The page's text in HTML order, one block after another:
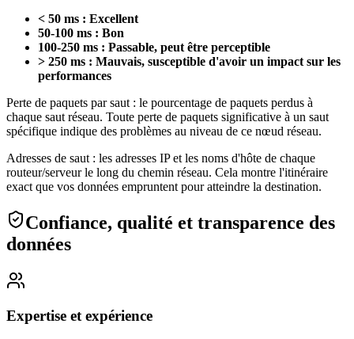
< 50 ms : Excellent
50-100 ms : Bon
100-250 ms : Passable, peut être perceptible
> 250 ms : Mauvais, susceptible d'avoir un impact sur les
performances
Perte de paquets par saut : le pourcentage de paquets perdus à
chaque saut réseau. Toute perte de paquets significative à un saut
spécifique indique des problèmes au niveau de ce nœud réseau.
Adresses de saut : les adresses IP et les noms d'hôte de chaque
routeur/serveur le long du chemin réseau. Cela montre l'itinéraire
exact que vos données empruntent pour atteindre la destination.
Confiance, qualité et transparence des
données
Expertise et expérience